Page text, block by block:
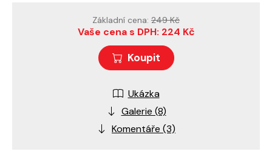
Základní cena: 249 Kč
Vaše cena s DPH: 224 Kč
Koupit
Ukázka
Galerie (8)
Komentáře (3)